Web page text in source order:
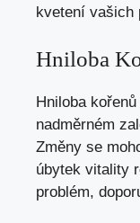
kvetení vašich
Hniloba
Hniloba
nadměrném
Změny se
úbytek vitality
problém,